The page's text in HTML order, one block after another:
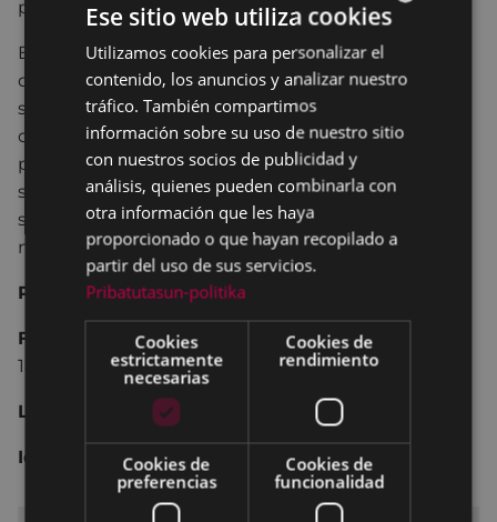
primer ejercicio de autodefensa.
Este texto nos facilita poder entender el mundo
que habitamos y nos habita, y cómo se sustenta
sobre los pilares de la normatividad de género. Es
decir, lo que significa ser mujer en un sistema
patriarcal que no solo tiene una expresión corporal,
sino que supone una posición social de
subordinación, indagando sobre los pilares de la
normatividad de género.
Ponente: Maitena Monroy Romero
Fecha y hora: 14 de noviembre del 2024, jueves,
18:00.
Lugar: Andretxea.
Idioma: Castellano.
BASQUE
SPANISH
Ese sitio web utiliza cookies
Utilizamos cookies para personalizar el
contenido, los anuncios y analizar nuestro
tráfico. También compartimos
información sobre su uso de nuestro sitio
con nuestros socios de publicidad y
análisis, quienes pueden combinarla con
otra información que les haya
proporcionado o que hayan recopilado a
partir del uso de sus servicios.
Pribatutasun-politika
Cookies
estrictamente
necesarias
Cookies de
rendimiento
Cookies de
preferencias
Cookies de
funcionalidad